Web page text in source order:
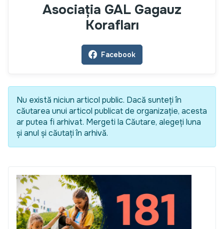
Asociația GAL Gagauz
Korafları
Facebook
Nu există niciun articol public. Dacă sunteți în
căutarea unui articol publicat de organizație, acesta
ar putea fi arhivat. Mergeti la Căutare, alegeți luna
și anul și căutați în arhivă.